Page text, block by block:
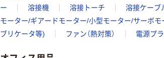
ー
溶接機 溶接トーチ 溶接ケーブ
モーター/ギアードモーター/小型モーター/サーボモ
ブリケータ等)
ファン（熱対策） 電源プ